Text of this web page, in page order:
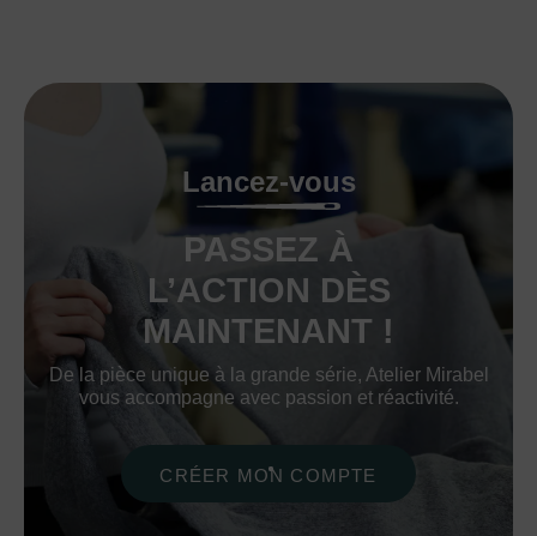
Lancez-vous
PASSEZ À
L’ACTION DÈS
MAINTENANT !
De la pièce unique à la grande série, Atelier Mirabel
vous accompagne avec passion et réactivité.
CRÉER MON COMPTE